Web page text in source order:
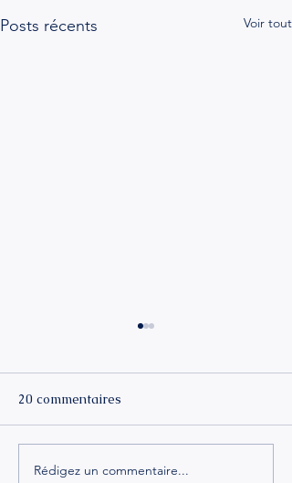
Posts récents Voir tout
Se reconnecter à soi
20 commentaires
Rédigez un commentaire...